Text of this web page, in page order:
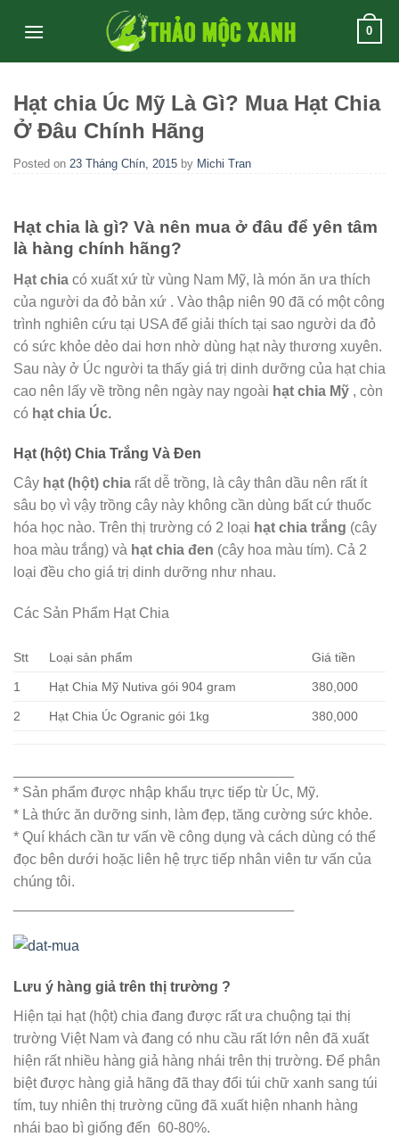
0
Hạt chia Úc Mỹ Là Gì? Mua Hạt Chia
Ở Đâu Chính Hãng
Posted on 23 Tháng Chín, 2015 by Michi Tran
Hạt chia là gì? Và nên mua ở đâu để yên tâm
là hàng chính hãng?
Hạt chia có xuất xứ từ vùng Nam Mỹ, là món ăn ưa thích
của người da đỏ bản xứ . Vào thập niên 90 đã có một công
trình nghiên cứu tại USA để giải thích tại sao người da đỏ
có sức khỏe dẻo dai hơn nhờ dùng hạt này thương xuyên.
Sau này ở Úc người ta thấy giá trị dinh dưỡng của hạt chia
cao nên lấy về trồng nên ngày nay ngoài hạt chia Mỹ , còn
có hạt chia Úc.
Hạt (hột) Chia Trắng Và Đen
Cây hạt (hột) chia rất dễ trồng, là cây thân dầu nên rất ít
sâu bọ vì vậy trồng cây này không cần dùng bất cứ thuốc
hóa học nào. Trên thị trường có 2 loại hạt chia trắng (cây
hoa màu trắng) và hạt chia đen (cây hoa màu tím). Cả 2
loại đều cho giá trị dinh dưỡng như nhau.
Các Sản Phẩm Hạt Chia
Stt Loại sản phẩm Giá tiền
1 Hạt Chia Mỹ Nutiva gói 904 gram 380,000
2 Hạt Chia Úc Ogranic gói 1kg 380,000
* Sản phẩm được nhập khẩu trực tiếp từ Úc, Mỹ.
* Là thức ăn dưỡng sinh, làm đẹp, tăng cường sức khỏe.
* Quí khách cần tư vấn về công dụng và cách dùng có thể
đọc bên dưới hoặc liên hệ trực tiếp nhân viên tư vấn của
chúng tôi.
Lưu ý hàng giả trên thị trường ?
Hiện tại hạt (hột) chia đang được rất ưa chuộng tại thị
trường Việt Nam và đang có nhu cầu rất lớn nên đã xuất
hiện rất nhiều hàng giả hàng nhái trên thị trường. Để phân
biệt được hàng giả hãng đã thay đổi túi chữ xanh sang túi
tím, tuy nhiên thị trường cũng đã xuất hiện nhanh hàng
nhái bao bì giống đến 60-80%.